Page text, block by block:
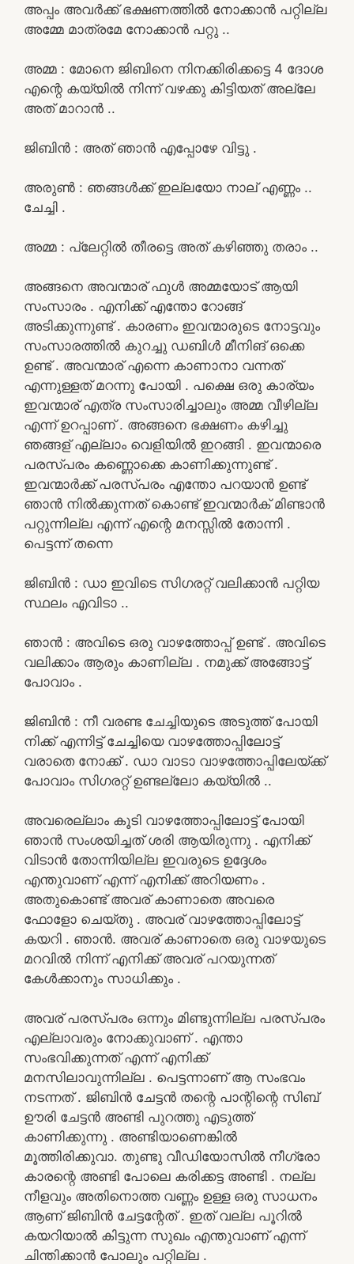
അപ്പം അവർക്ക് ഭക്ഷണത്തിൽ നോക്കാൻ പറ്റില്ല
അമ്മേ മാത്രമേ നോക്കാൻ പറ്റു ..
അമ്മ : മോനെ ജിബിനെ നിനക്കിരിക്കട്ടെ 4 ദോശ
എന്റെ കയ്യിൽ നിന്ന് വഴക്കു കിട്ടിയത് അല്ലേ
അത് മാറാൻ ..
ജിബിൻ : അത് ഞാൻ എപ്പോഴേ വിട്ടു .
അരുൺ : ഞങ്ങൾക്ക് ഇല്ലയോ നാല് എണ്ണം ..
ചേച്ചി .
അമ്മ : പ്ലേറ്റിൽ തീരട്ടെ അത് കഴിഞ്ഞു തരാം ..
അങ്ങനെ അവന്മാര് ഫുൾ അമ്മയോട് ആയി
സംസാരം . എനിക്ക് എന്തോ റോങ്ങ്
അടിക്കുന്നുണ്ട് . കാരണം ഇവന്മാരുടെ നോട്ടവും
സംസാരത്തിൽ കുറച്ചു ഡബിൾ മീനിങ് ഒക്കെ
ഉണ്ട് . അവന്മാര് എന്നെ കാണാനാ വന്നത്
എന്നുള്ളത് മറന്നു പോയി . പക്ഷെ ഒരു കാര്യം
ഇവന്മാര് എത്ര സംസാരിച്ചാലും അമ്മ വീഴില്ല
എന്ന് ഉറപ്പാണ് . അങ്ങനെ ഭക്ഷണം കഴിച്ചു
ഞങ്ങള് എല്ലാം വെളിയിൽ ഇറങ്ങി . ഇവന്മാരെ
പരസ്പരം കണ്ണൊക്കെ കാണിക്കുന്നുണ്ട് .
ഇവന്മാർക്ക് പരസ്പരം എന്തോ പറയാൻ ഉണ്ട്
ഞാൻ നിൽക്കുന്നത് കൊണ്ട് ഇവന്മാർക് മിണ്ടാൻ
പറ്റുന്നില്ല എന്ന് എന്റെ മനസ്സിൽ തോന്നി .
പെട്ടന്ന് തന്നെ
ജിബിൻ : ഡാ ഇവിടെ സിഗരറ്റ് വലിക്കാൻ പറ്റിയ
സ്ഥലം എവിടാ ..
ഞാൻ : അവിടെ ഒരു വാഴത്തോപ്പ് ഉണ്ട് . അവിടെ
വലിക്കാം ആരും കാണില്ല . നമുക്ക് അങ്ങോട്ട്
പോവാം .
ജിബിൻ : നീ വരണ്ട ചേച്ചിയുടെ അടുത്ത് പോയി
നിക്ക് എന്നിട്ട് ചേച്ചിയെ വാഴത്തോപ്പിലോട്ട്
വരാതെ നോക്ക് . ഡാ വാടാ വാഴത്തോപ്പിലേയ്ക്ക്
പോവാം സിഗരറ്റ് ഉണ്ടല്ലോ കയ്യിൽ ..
അവരെല്ലാം കൂടി വാഴത്തോപ്പിലോട്ട് പോയി
ഞാൻ സംശയിച്ചത് ശരി ആയിരുന്നു . എനിക്ക്
വിടാൻ തോന്നിയില്ല ഇവരുടെ ഉദ്ദേശം
എന്തുവാണ് എന്ന് എനിക്ക് അറിയണം .
അതുകൊണ്ട് അവര് കാണാതെ അവരെ
ഫോളോ ചെയ്തു . അവര് വാഴത്തോപ്പിലോട്ട്
കയറി . ഞാൻ. അവര് കാണാതെ ഒരു വാഴയുടെ
മറവിൽ നിന്ന് എനിക്ക് അവര് പറയുന്നത്
കേൾക്കാനും സാധിക്കും .
അവര് പരസ്പരം ഒന്നും മിണ്ടുന്നില്ല പരസ്പരം
എല്ലാവരും നോക്കുവാണ് . എന്താ
സംഭവിക്കുന്നത് എന്ന് എനിക്ക്
മനസിലാവുന്നില്ല . പെട്ടന്നാണ് ആ സംഭവം
നടന്നത് . ജിബിൻ ചേട്ടൻ തന്റെ പാന്റിന്റെ സിബ്
ഊരി ചേട്ടൻ അണ്ടി പുറത്തു എടുത്ത്
കാണിക്കുന്നു . അണ്ടിയാണെങ്കിൽ
മൂത്തിരിക്കുവാ. തുണ്ടു വീഡിയോസിൽ നീഗ്രോ
കാരന്റെ അണ്ടി പോലെ കരിക്കട്ട അണ്ടി . നല്ല
നീളവും അതിനൊത്ത വണ്ണം ഉള്ള ഒരു സാധനം
ആണ് ജിബിൻ ചേട്ടന്റേത് . ഇത്‌ വല്ല പൂറിൽ
കയറിയാൽ കിട്ടുന്ന സുഖം എന്തുവാണ് എന്ന്
ചിന്തിക്കാൻ പോലും പറ്റില്ല .